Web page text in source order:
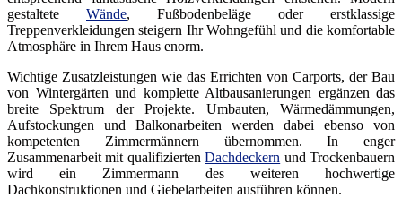
gestaltete Wände, Fußbodenbeläge oder erstklassige
Treppenverkleidungen steigern Ihr Wohngefühl und die komfortable
Atmosphäre in Ihrem Haus enorm.
Wichtige Zusatzleistungen wie das Errichten von Carports, der Bau
von Wintergärten und komplette Altbausanierungen ergänzen das
breite Spektrum der Projekte. Umbauten, Wärmedämmungen,
Aufstockungen und Balkonarbeiten werden dabei ebenso von
kompetenten Zimmermännern übernommen. In enger
Zusammenarbeit mit qualifiziertenDachdeckern und Trockenbauern
wird ein Zimmermann des weiteren hochwertige
Dachkonstruktionen und Giebelarbeiten ausführen können.